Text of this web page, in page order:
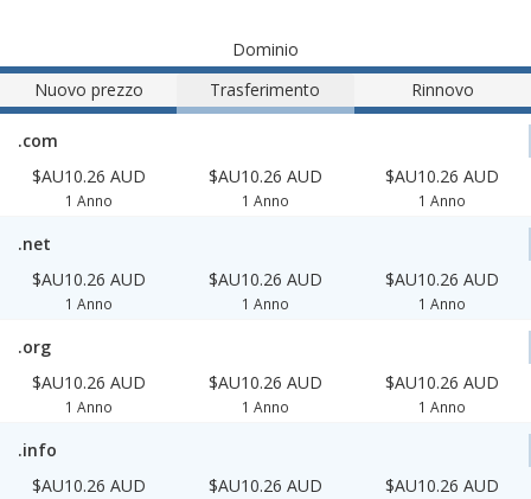
Dominio
Nuovo prezzo
Trasferimento Rinnovo
.com
$AU10.26 AUD
1 Anno
$AU10.26 AUD
1 Anno
$AU10.26 AUD
1 Anno
.net
$AU10.26 AUD
1 Anno
$AU10.26 AUD
1 Anno
$AU10.26 AUD
1 Anno
.org
$AU10.26 AUD
1 Anno
$AU10.26 AUD
1 Anno
$AU10.26 AUD
1 Anno
.info
$AU10.26 AUD
$AU10.26 AUD $AU10.26 AUD